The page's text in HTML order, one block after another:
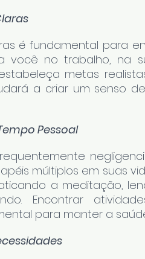
é fundamental para
você no trabalho, na
estabeleça metas
a criar um senso
Pessoal
múltiplos em suas
a meditação,
Encontrar
para manter a